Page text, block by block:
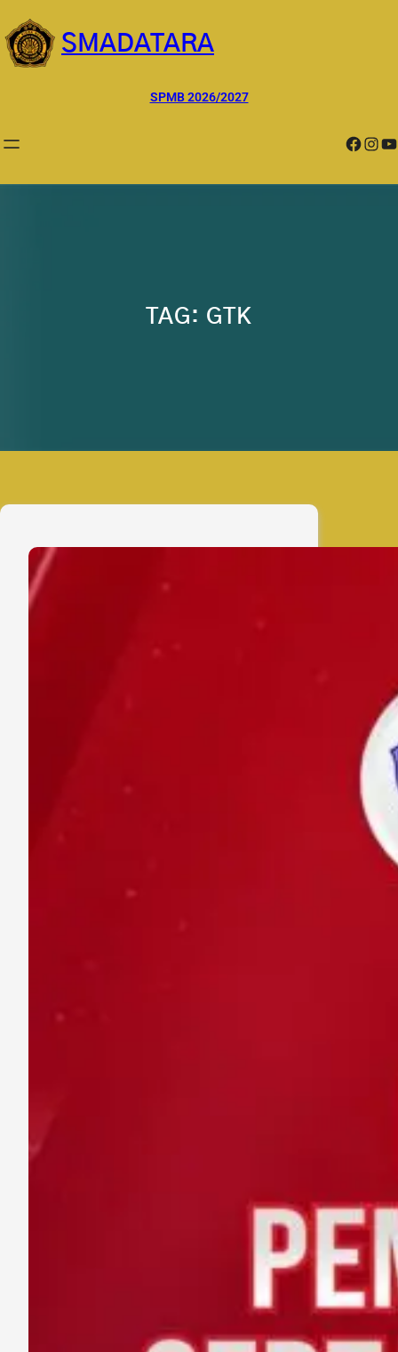
ke
konten
SMADATARA
SPMB 2026/2027
Facebook InstagramYouTube
TAG: GTK